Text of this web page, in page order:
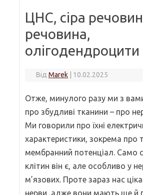
ЦНС, сіра
речовина,
олігодендроцити
Від Marek 10.02.2025
Отже, минулого разу ми з
про збудливі тканини – про
Ми говорили про їхні
характеристики, зокрема про
мембранний потенціал. Само
клітин він є, але особливо у
м’язових. Проте зараз нас
нерви, адже вони мають ще й